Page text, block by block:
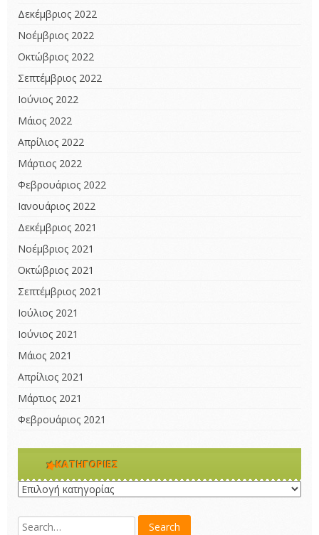
Δεκέμβριος 2022
Νοέμβριος 2022
Οκτώβριος 2022
Σεπτέμβριος 2022
Ιούνιος 2022
Μάιος 2022
Απρίλιος 2022
Μάρτιος 2022
Φεβρουάριος 2022
Ιανουάριος 2022
Δεκέμβριος 2021
Νοέμβριος 2021
Οκτώβριος 2021
Σεπτέμβριος 2021
Ιούλιος 2021
Ιούνιος 2021
Μάιος 2021
Απρίλιος 2021
Μάρτιος 2021
Φεβρουάριος 2021
KΑΤΗΓΟΡΊΕΣ
Kατηγορίες